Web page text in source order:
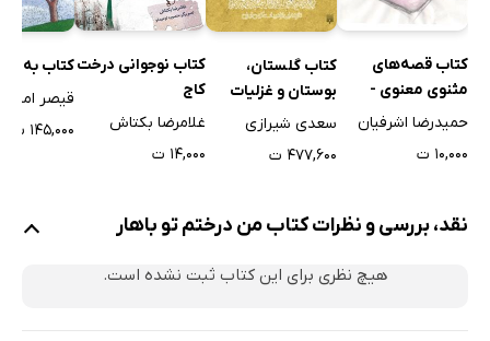
کتاب قصه‌های
مثنوی معنوی -
بخش دوم (نظم)
حمیدرضا اشرفیان
۱۰,۰۰۰ ت
کتاب گلستان،
بوستان و غزلیات
خواندنی سعدی
سعدی شیرازی
۴۷۷,۶۰۰ ت
کتاب نوجوانی درخت
کاج
غلامرضا بکتاش
۱۴,۰۰۰ ت
کتاب به
قیصر امین
۱۴۵,۰۰۰ ت
نقد، بررسی و نظرات کتاب من درختم تو باهار
هیچ نظری برای این کتاب ثبت نشده است.